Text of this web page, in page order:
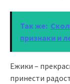
Так же:
признаки и
Ежики –
принести